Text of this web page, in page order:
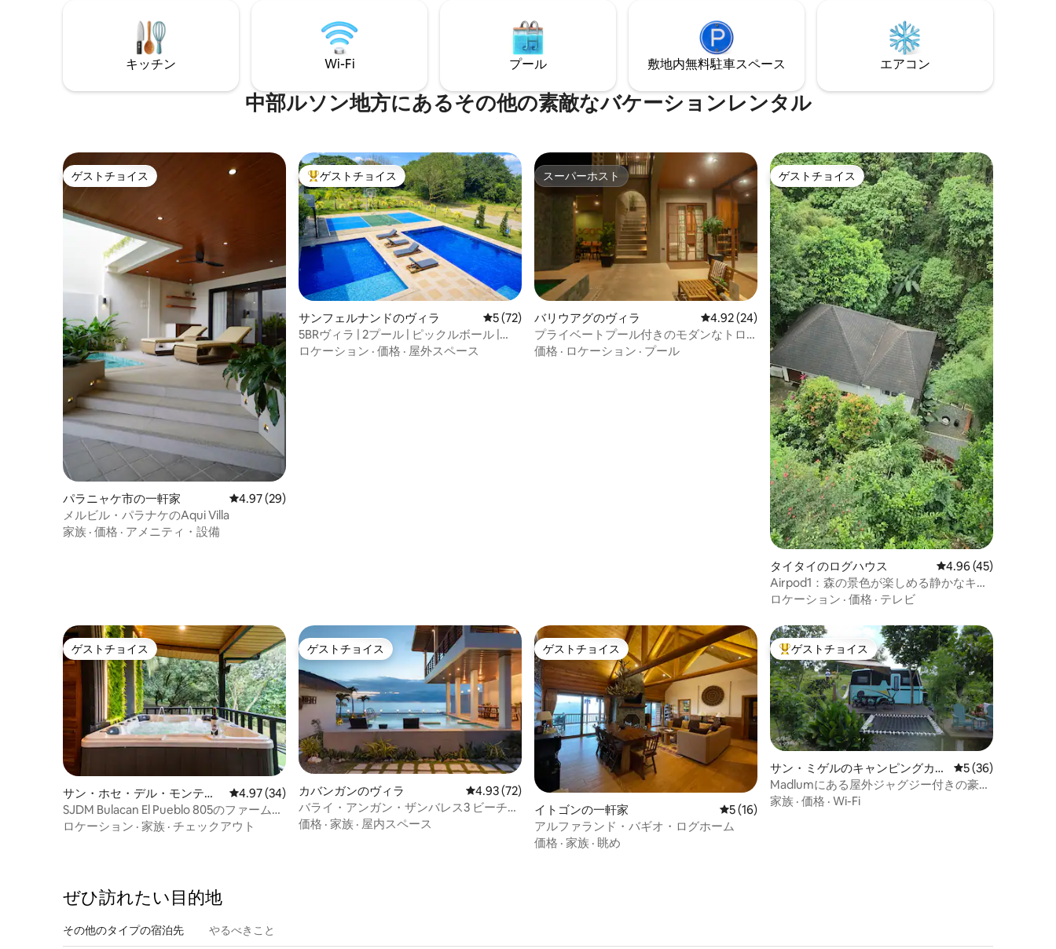
なスタイリッシュな場所であり、近くの
Tanayでの冒険の居心地の良い拠点です。
今すぐBighaniで自分に合ったリブート
を！
キッチン Wi-Fi プール 敷地内無料駐⁠車ス⁠ペ⁠ー⁠ス エアコン
中部ルソン地方にあるその他の素敵なバケーションレンタル
ゲストチョイス
ゲストチョイス
パラニャケ市の一軒家 レビュー29件、5つ星中4.97つ星の平均評価
4.97 (29)
メルビル・パラナケのAqui Villa
家族 · 価格 · アメニティ・設備
大好評のゲストチョイスです。
ゲストチョイス
サンフェルナンドのヴィラ レビュー72件、5つ星中5つ星の平均評価
5 (72)
5BRヴィラ | 2プール | ピックルボール |
Netflix | Wi-Fi
ロケーション · 価格 · 屋外スペース
スーパーホスト
スーパーホスト
バリウアグのヴィラ レビュー24件、5つ星中4.92つ星の平均評価
4.92 (24)
プライベートプール付きのモダンなトロ
ピカルヴィラ | ブラカン
価格 · ロケーション · プール
ゲストチョイス
ゲストチョイス
タイタイのログハウス レビュー45件、5つ
4.96 (45)
Airpod1：森の景色が楽しめる静かなキャ
ビン+高速Wi-Fi+焚き火
ロケーション · 価格 · テレビ
ゲストチョイス
ゲストチョイス
サン・ホセ・デル・モンテの
ファームステイ
レビュー34件、5つ星中4.97つ星の平均評価
4.97 (34)
SJDM Bulacan El Pueblo 805のファームス
テイ - Villa 2
ロケーション · 家族 · チェックアウト
ゲストチョイス
ゲストチョイス
カバンガンのヴィラ レビュー72件、5つ星中4.93つ星の平均評価
4.93 (72)
バライ・アンガン・ザンバレス3 ビーチフ
ロントヴィラ プール ATV
価格 · 家族 · 屋内スペース
ゲストチョイス
ゲストチョイス
イトゴンの一軒家 レビュー16件、5つ星中5つ星の平均評価
5 (16)
アルファランド・バギオ・ログホーム
価格 · 家族 · 眺め
大好評のゲストチョイスです。
ゲストチョイス
サン・ミゲルのキャンピングカ
ー・RV
レビュー36件、5
5 (36)
Madlumにある屋外ジャグジー付きの豪華
なキャラバン
家族 · 価格 · Wi-Fi
ぜひ訪⁠れ⁠た⁠い目⁠的⁠地
その他のタ⁠イ⁠プ⁠の宿⁠泊⁠先 やるべきこと